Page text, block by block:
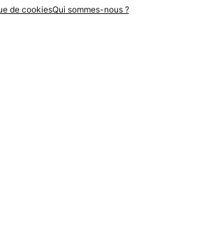
de cookiesQui sommes-nous ?